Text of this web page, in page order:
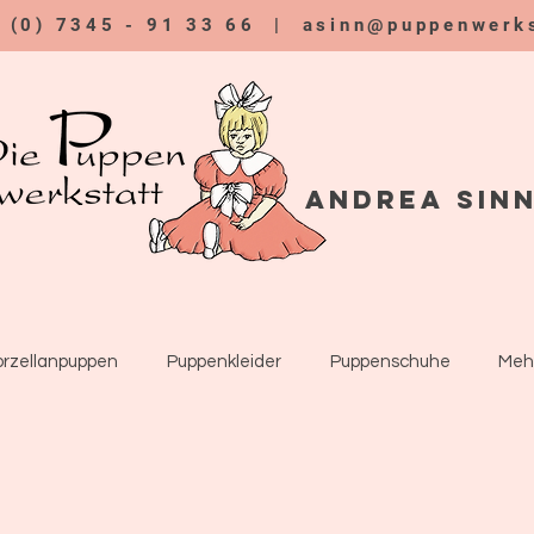
(0) 7345 - 91 33 66 |
Andrea
Puppenkleider Puppenschuhe